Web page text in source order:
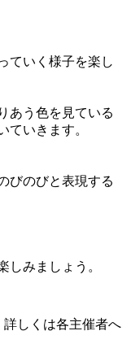
ていく様子を楽し
あう色を見ている
いきます。
びのびと表現する
みましょう。
しくは各主催者へ